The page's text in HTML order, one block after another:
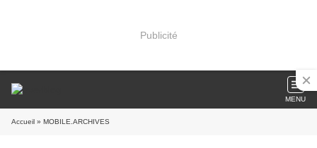
Publicité
MENU
Accueil » MOBILE.ARCHIVES